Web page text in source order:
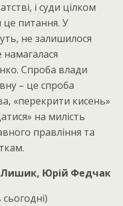
і суди цілком
це питання. У
не залишилося
намагалася
Спроба влади
– це спроба
«перекрити кисень»
на милість
правління та
Лишик, Юрій Федчак